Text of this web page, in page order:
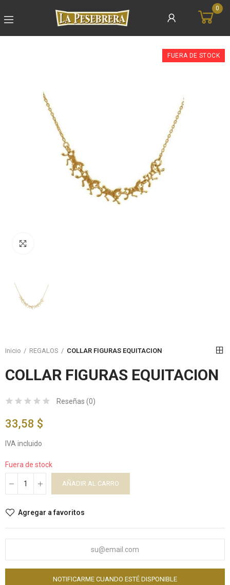
0
FUERA DE STOCK
Inicio REGALOS COLLAR FIGURAS EQUITACION
COLLAR FIGURAS EQUITACION
Reseñas (0)
33,58 $
IVA incluido
Fuera de stock
AÑADIR AL CARRO
Agregar a favoritos
NOTIFICARME CUANDO ESTÉ DISPONIBLE